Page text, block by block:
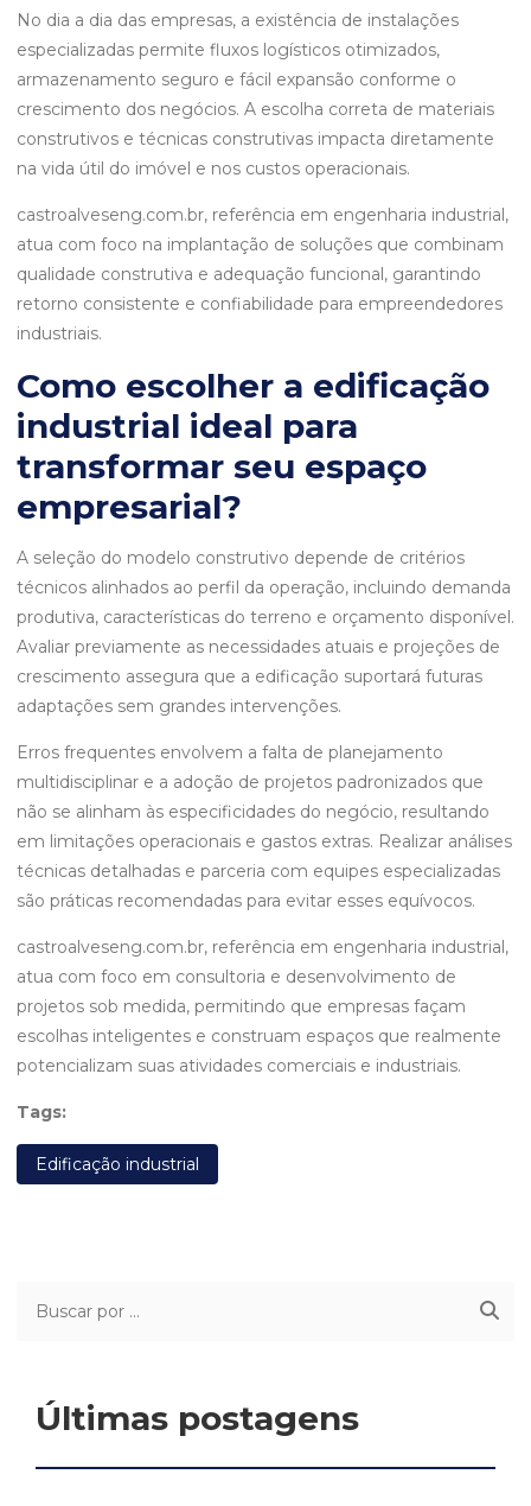
No dia a dia das empresas, a existência de instalações
especializadas permite fluxos logísticos otimizados,
armazenamento seguro e fácil expansão conforme o
crescimento dos negócios. A escolha correta de materiais
construtivos e técnicas construtivas impacta diretamente
na vida útil do imóvel e nos custos operacionais.
castroalveseng.com.br, referência em engenharia industrial,
atua com foco na implantação de soluções que combinam
qualidade construtiva e adequação funcional, garantindo
retorno consistente e confiabilidade para empreendedores
industriais.
Como escolher a edificação
industrial ideal para
transformar seu espaço
empresarial?
A seleção do modelo construtivo depende de critérios
técnicos alinhados ao perfil da operação, incluindo demanda
produtiva, características do terreno e orçamento disponível.
Avaliar previamente as necessidades atuais e projeções de
crescimento assegura que a edificação suportará futuras
adaptações sem grandes intervenções.
Erros frequentes envolvem a falta de planejamento
multidisciplinar e a adoção de projetos padronizados que
não se alinham às especificidades do negócio, resultando
em limitações operacionais e gastos extras. Realizar análises
técnicas detalhadas e parceria com equipes especializadas
são práticas recomendadas para evitar esses equívocos.
castroalveseng.com.br, referência em engenharia industrial,
atua com foco em consultoria e desenvolvimento de
projetos sob medida, permitindo que empresas façam
escolhas inteligentes e construam espaços que realmente
potencializam suas atividades comerciais e industriais.
Tags:
Edificação industrial
Últimas postagens